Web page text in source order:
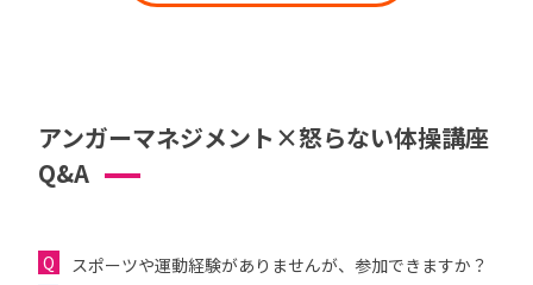
アンガーマネジメント×怒らない体操講座
Q&A
スポーツや運動経験がありませんが、参加できますか？